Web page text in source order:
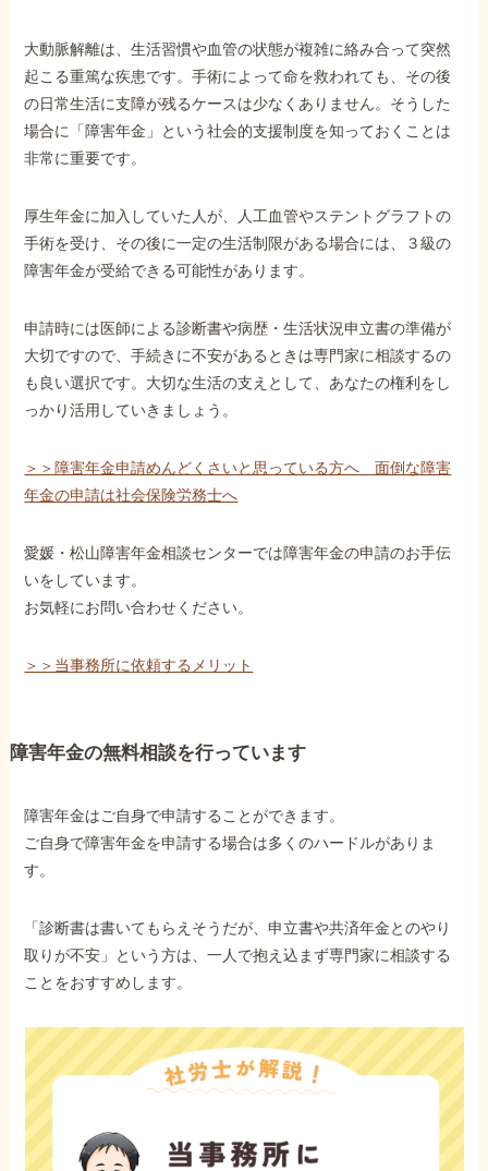
大動脈解離は、生活習慣や血管の状態が複雑に絡み合って突然
起こる重篤な疾患です。手術によって命を救われても、その後
の日常生活に支障が残るケースは少なくありません。そうした
場合に「障害年金」という社会的支援制度を知っておくことは
非常に重要です。
厚生年金に加入していた人が、人工血管やステントグラフトの
手術を受け、その後に一定の生活制限がある場合には、３級の
障害年金が受給できる可能性があります。
申請時には医師による診断書や病歴・生活状況申立書の準備が
大切ですので、手続きに不安があるときは専門家に相談するの
も良い選択です。大切な生活の支えとして、あなたの権利をし
っかり活用していきましょう。
＞＞障害年金申請めんどくさいと思っている方へ 面倒な障害
年金の申請は社会保険労務士へ
愛媛・松山障害年金相談センターでは障害年金の申請のお手伝
いをしています。
お気軽にお問い合わせください。
＞＞当事務所に依頼するメリット
障害年金の無料相談を行っています
障害年金はご自身で申請することができます。
ご自身で障害年金を申請する場合は多くのハードルがありま
す。
「診断書は書いてもらえそうだが、申立書や共済年金とのやり
取りが不安」という方は、一人で抱え込まず専門家に相談する
ことをおすすめします。